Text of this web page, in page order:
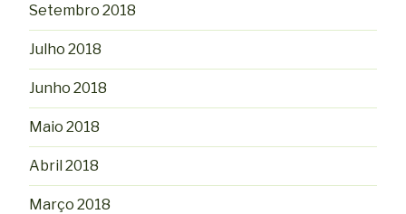
Setembro 2018
Julho 2018
Junho 2018
Maio 2018
Abril 2018
Março 2018